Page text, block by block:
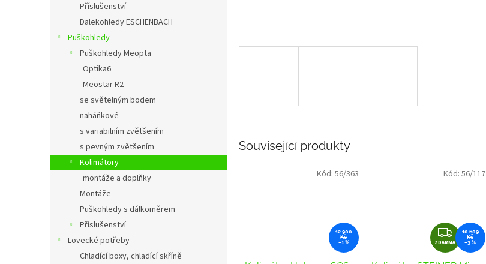
Příslušenství
Dalekohledy ESCHENBACH
Puškohledy
Puškohledy Meopta
Optika6
Meostar R2
se světelným bodem
naháňkové
s variabilním zvětšením
s pevným zvětšením
Kolimátory
montáže a doplňky
Montáže
Puškohledy s dálkoměrem
Příslušenství
Lovecké potřeby
Chladící boxy, chladící skříně
Související produkty
12 900
Kč
–1 %
Kód: 56/363
Z
D
A
ZDARMA
10 609
Kč
–3 %
Kód: 56/117